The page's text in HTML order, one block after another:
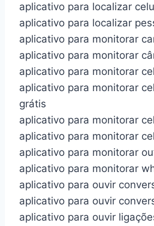
aplicativo para localizar
aplicativo para localizar
aplicativo para monitorar
aplicativo para monitorar
aplicativo para monitorar
aplicativo para monitorar
grátis
aplicativo para monitorar
aplicativo para monitorar
aplicativo para monitorar
aplicativo para monitorar
aplicativo para ouvir
aplicativo para ouvir
aplicativo para ouvir